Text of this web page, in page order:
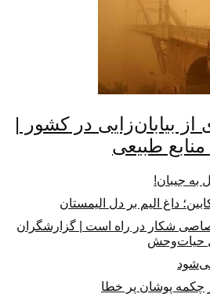
از بیابان‌زایی در کشور |
طبیعی
به جیبان!
داغ الیم بر دل الیمستان
شکار‌ در راه است | گزارشگران
حیات‌وحش
چکمه پوشان پر خطا